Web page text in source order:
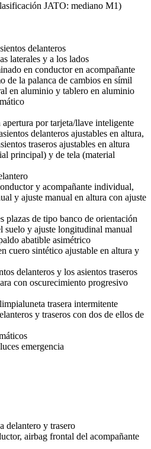
JATO: mediano M1)
delanteros
laterales y a los lados
en conductor en acompañante
de la palanca de cambios en símil
en aluminio y tablero en aluminio
por tarjeta/llave inteligente
delanteros ajustables en altura,
traseros ajustables en altura
principal) y de tela (material
y acompañante individual,
y ajuste manual en altura con ajuste
plazas de tipo banco de orientación
suelo y ajuste longitudinal manual
abatible asimétrico
cuero sintético ajustable en altura y
delanteros y los asientos traseros
con oscurecimiento progresivo
trasera intermitente
y traseros con dos de ellos de
emergencia
delantero y trasero
airbag frontal del acompañante